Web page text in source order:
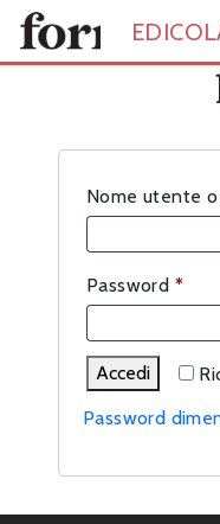
Skip to main content
Nome utente
Password *
Accedi
Password